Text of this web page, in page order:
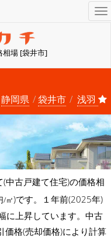
相場 [袋井市]
静岡県 袋井市 浅羽
中古戸建て住宅)の価格相
/㎡)です。１年前(2025年)
に上昇しています。中古
価格(売却価格)により計算